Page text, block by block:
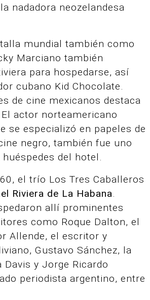
nadadora neozelandesa
mundial también como
Marciano también
para hospedarse, así
cubano Kid Chocolate.
de cine mexicanos destaca
actor norteamericano
se especializó en papeles de
negro, también fue uno
del hotel.
el trío Los Tres Caballeros
Riviera de La Habana.
allí prominentes
como Roque Dalton, el
Allende, el escritor y
Gustavo Sánchez, la
Davis y Jorge Ricardo
periodista argentino, entre